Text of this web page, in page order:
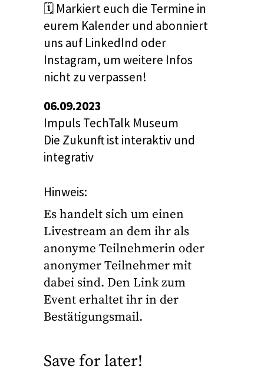
🗓️ Markiert euch die Termine in
eurem Kalender und abonniert
uns auf LinkedInd oder
Instagram, um weitere Infos
nicht zu verpassen!
06.09.2023
Impuls TechTalk Museum
Die Zukunft ist interaktiv und
integrativ
Hinweis:
Es handelt sich um einen
Livestream an dem ihr als
anonyme Teilnehmerin oder
anonymer Teilnehmer mit
dabei sind. Den Link zum
Event erhaltet ihr in der
Bestätigungsmail.
Save for later!